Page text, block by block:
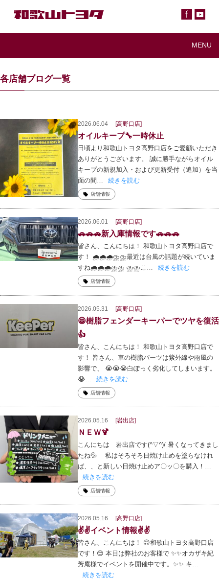
MENU
各店舗ブログ一覧
2026.06.04 [高野口店]
オイルキープ🔧一時休止
日頃より和歌山トヨタ高野口店をご愛顧いただき
ありがとうございます。 誠に勝手ながらオイル
キープの新規加入・および更新受付（追加）を当
面の間…
続きを読む
店舗情報
2026.06.01 [高野口店]
🚗🚗🚗新入庫情報です🚗🚗🚗
皆さん、こんにちは！ 和歌山トヨタ高野口店で
す！ 🌧️🌧️🌧️⛈️⛈️最近は台風の話題が続いていま
すね🌧️🌧️🌧️⛈️⛈️ ⛈️⛈️こ…
続きを読む
店舗情報
2026.05.31 [高野口店]
😁樹脂フェンダーキーパーでツヤを復活
👍
皆さん、こんにちは！ 和歌山トヨタ高野口店で
す！ 皆さん、車の樹脂パーツは紫外線や雨風の
影響で、 😭😭😭白ぽっく劣化してしまいます。
😭…
続きを読む
店舗情報
2026.05.16 [岩出店]
ＮＥＷ🍹
こんにちは 岩出店です(^▽^)/ 暑くなってきまし
たね💦 私はそろそろ日焼け止めを塗らなけれ
ば、、と新しい日焼け止めア〇ッ〇を購入！…
続きを読む
店舗情報
2026.05.16 [高野口店]
✌️✌️イベント情報✌️✌️
皆さん、こんにちは！ 😊和歌山トヨタ高野口店
です！😊 本日は弊社のお客様で ✨✨オカザキ紀
芳庵様でイベントを開催中です。✨✨ キ…
続きを読む